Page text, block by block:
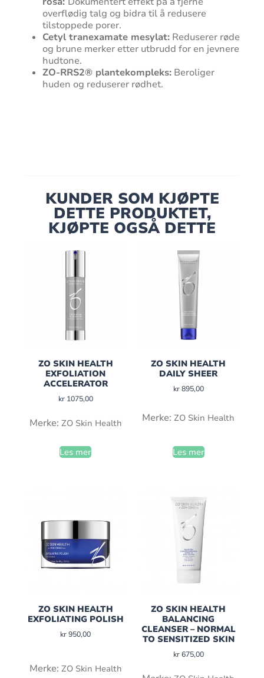
overflødig talg og bidra til å redusere
tilstoppede porer.
Cetyl tranexamate mesylat: Reduserer røde
og brune merker etter utbrudd for en jevnere
hudtone.
ZO-RRS2® plantekompleks: Beroliger
huden og reduserer rødhet.
KUNDER SOM KJØPTE
DETTE PRODUKTET,
KJØPTE OGSÅ DETTE
ZO SKIN HEALTH
EXFOLIATION
ACCELERATOR
kr1075,00
Merke: ZO Skin Health
Les mer
ZO SKIN HEALTH
DAILY SHEER
kr895,00
Merke:ZO Skin Health
Les mer
ZO SKIN HEALTH
EXFOLIATING POLISH
kr950,00
Merke: ZO Skin Health
ZO SKIN HEALTH
BALANCING
CLEANSER – NORMAL
TO SENSITIZED SKIN
kr675,00